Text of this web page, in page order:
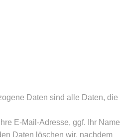
Daten sind alle Daten, die
E-Mail-Adresse, ggf. Ihr Name
Daten löschen wir, nachdem